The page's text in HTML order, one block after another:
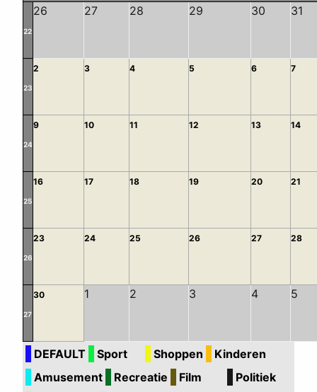
22
26 27 28 29 30 31
23
2 3 4 5 6 7
24
9 10 11 12 13 14
25
16 17 18 19 20 21
26
23 24 25 26 27 28
27
30 1 2 3 4 5
DEFAULT Sport Shoppen
Kinderen
Amusement
Recreatie Film
Politiek